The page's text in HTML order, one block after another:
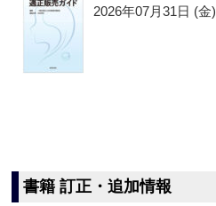
2026年07月31日 (金)
書籍 訂正・追加情報